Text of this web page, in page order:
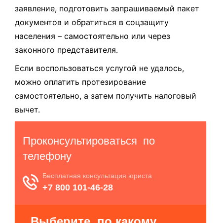
заявление, подготовить запрашиваемый пакет
документов и обратиться в соцзащиту
населения – самостоятельно или через
законного представителя.
Если воспользоваться услугой не удалось,
можно оплатить протезирование
самостоятельно, а затем получить налоговый
вычет.